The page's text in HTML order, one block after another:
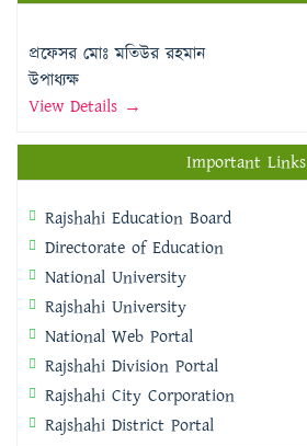
প্রফেসর মোঃ মতিউর রহমান
উপাধ্যক্ষ
View Details →
Important Links
Rajshahi Education Board
Directorate of Education
National University
Rajshahi University
National Web Portal
Rajshahi Division Portal
Rajshahi City Corporation
Rajshahi District Portal